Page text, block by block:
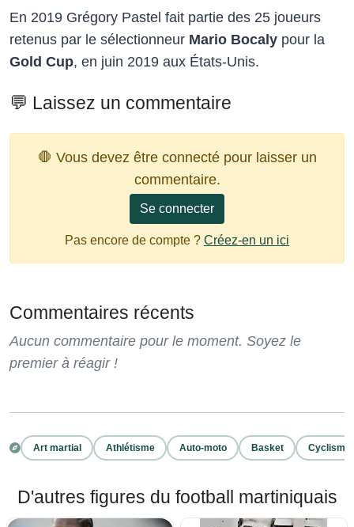
En 2019 Grégory Pastel fait partie des 25 joueurs
retenus par le sélectionneur Mario Bocaly pour la
Gold Cup, en juin 2019 aux États-Unis.
💬 Laissez un commentaire
🛑 Vous devez être connecté pour laisser un
commentaire.
Se connecter
Pas encore de compte ? Créez-en un ici
Commentaires récents
Aucun commentaire pour le moment. Soyez le
premier à réagir !
Art martial Athlétisme Auto-moto Basket Cyclisme
D'autres figures du football martiniquais